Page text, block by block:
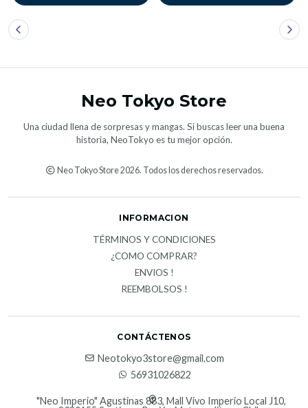
Neo Tokyo Store
Una ciudad llena de sorpresas y mangas. Si buscas leer una buena
historia, NeoTokyo es tu mejor opción.
Neo Tokyo Store 2026. Todos los derechos reservados.
INFORMACION
TÉRMINOS Y CONDICIONES
¿COMO COMPRAR?
ENVIOS !
REEMBOLSOS !
CONTÁCTENOS
Neotokyo3store@gmail.com
56931026822
"Neo Imperio" Agustinas 883, Mall Vivo Imperio Local J10,